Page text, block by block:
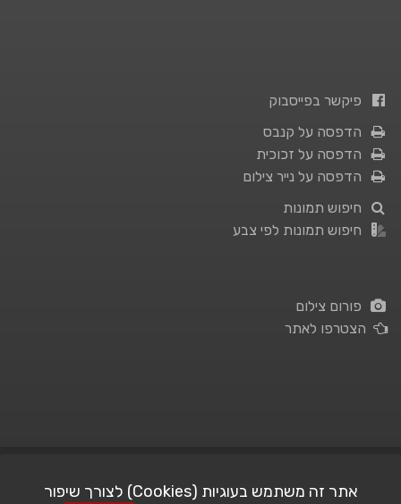
פיקשר בפייסבוק
הדפסה על קנבס
הדפסה על זכוכית
הדפסה על נייר צילום
חיפוש תמונות
חיפוש תמונות לפי צבע
פורום צילום
הצטרפו לאתר
אתר זה משתמש בעוגיות (Cookies) לצורך שיפור